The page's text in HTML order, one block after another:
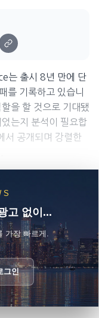
는 출시 8년 만에 단
를 기록하고 있습니
을 할 것으로 기대됐
는지 분석이 필요합
서 공개되며 강렬한
고 없이...
가장 빠르게.
그인